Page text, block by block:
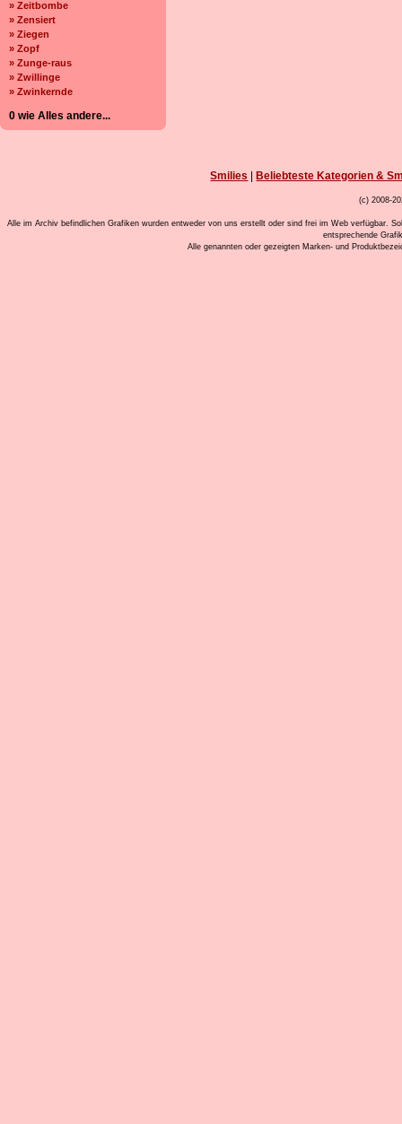
» Zeitbombe
» Zensiert
» Ziegen
» Zopf
» Zunge-raus
» Zwillinge
» Zwinkernde
0 wie Alles andere...
Smilies Beliebteste Kategorien &
(c) 2008-
Alle im Archiv befindlichen Grafiken wurden entweder von uns erstellt oder sind frei im Web verfügbar.
entsprechende
Alle genannten oder gezeigten Marken- und